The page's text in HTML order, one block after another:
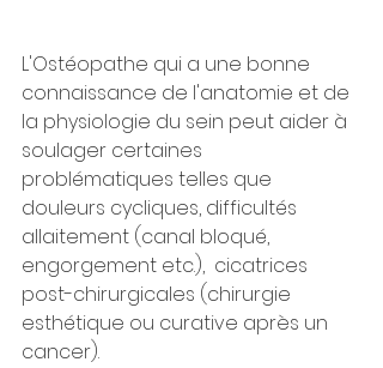
L'Ostéopathe qui a une bonne
connaissance de l'anatomie et de
la physiologie du sein peut aider à
soulager certaines
problématiques telles que
douleurs cycliques, difficultés
allaitement (canal bloqué,
engorgement etc.), cicatrices
post-chirurgicales (chirurgie
esthétique ou curative après un
cancer).